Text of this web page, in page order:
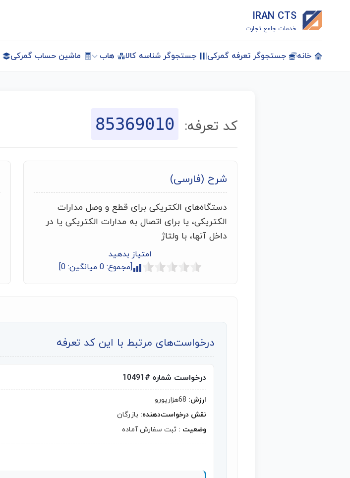
IRAN CTS
خدمات جامع تجارت
خانه جستجوگر تعرفه گمرکی جستجوگر شناسه کالا هاب ماشین حساب گمرکی
کد تعرفه: 85369010
شرح (فارسی)
دستگاه‌های الکتریکی برای قطع و وصل مدارات
الکتریکی، یا برای اتصال به مدارات الکتریکی یا در
داخل آنها، با ولتاژ
امتیاز بدهید
[مجموع:0 میانگین:0
]
درخواست‌های مرتبط با این کد تعرفه
درخواست شماره #10491
ارزش:
نقش درخواست‌دهنده: بازرگان
وضعیت : ثبت سفارش آماده